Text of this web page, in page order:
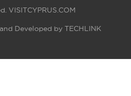
VISITCYPRUS.COM
Developed by TECHLINK